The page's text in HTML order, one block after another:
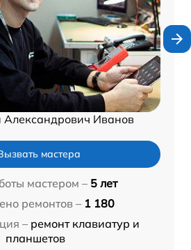
Александрович Иванов
мастера
мастером – 5 лет
ремонтов – 1 180
– ремонт клавиатур и
планшетов